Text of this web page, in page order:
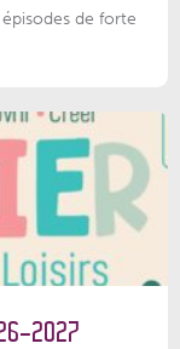
de forte
2027